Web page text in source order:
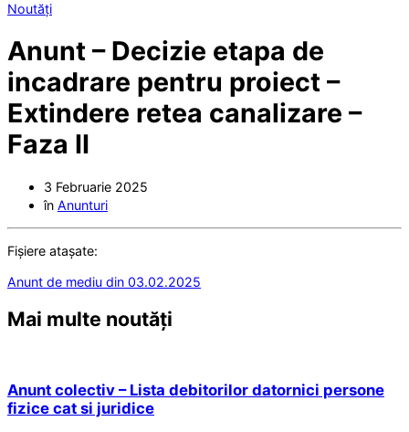
Noutăți
Anunt – Decizie etapa de
incadrare pentru proiect –
Extindere retea canalizare –
Faza II
3 Februarie 2025
în Anunturi
Fișiere atașate:
Anunt de mediu din 03.02.2025
Mai multe noutăți
Anunt colectiv – Lista debitorilor datornici persone
fizice cat si juridice